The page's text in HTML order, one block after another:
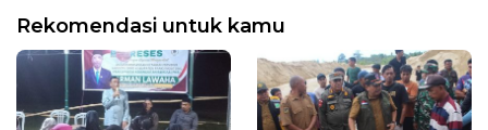
Rekomendasi untuk kamu